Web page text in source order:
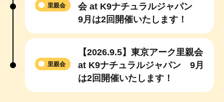
会 at K9ナチュラルジャパン
9月は2回開催いたします！
里親会
【2026.9.5】東京アーク里親会
at K9ナチュラルジャパン 9月
は2回開催いたします！
里親会